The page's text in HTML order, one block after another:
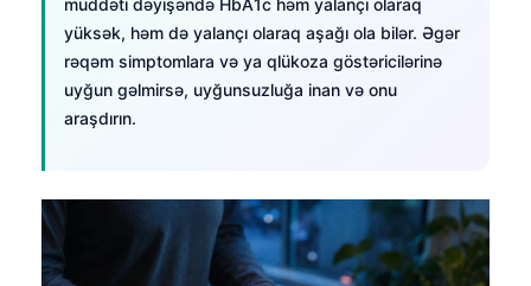
yüksək, həm də yalançı olaraq aşağı ola bilər. Əgər
rəqəm simptomlara və ya qlükoza göstəricilərinə
uyğun gəlmirsə, uyğunsuzluğa inan və onu
araşdırın.